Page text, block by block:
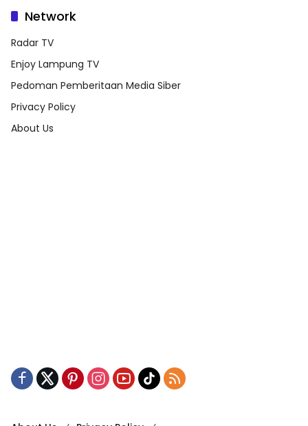
Network
Radar TV
Enjoy Lampung TV
Pedoman Pemberitaan Media Siber
Privacy Policy
About Us